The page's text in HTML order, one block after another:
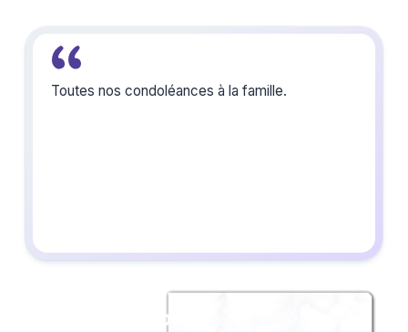
Toutes nos condoléances à la famille.
Créez un album